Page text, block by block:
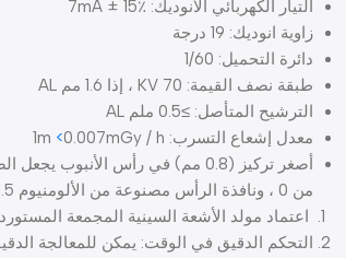
التيار الكهربائي الأنوديك: 7mA ± 15٪
زاوية انوديك: 19 درجة
دائرة التحميل: 1/60
طبقة نصف القيمة: 70 KV ، إذا 1.6 مم AL
الترشيح المتأصل: ≥0.5 ملم AL
معدل إشعاع التسرب: 1m
<0.007mGy / h
من 0 ، ونافذة الرأس مصنوعة من الألومنيوم 1.5 مم لتصفية الأشعة السينية. نتيجة لذلك ، يمكن حماية صحة المرضى والأطباء بشكل أفضل.
اعتماد مولد الأشعة السينية المجمعة
التحكم الدقيق في الوقت: يمكن للمعالجة الدقيقة أن تجعل وقت التعرض دقيقًا حتى 1/100